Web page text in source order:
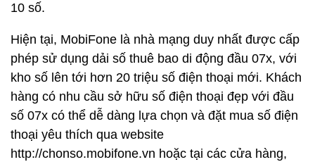
10 số.
Hiện tại, MobiFone là nhà mạng duy nhất được cấp
phép sử dụng dải số thuê bao di động đầu 07x, với
kho số lên tới hơn 20 triệu số điện thoại mới. Khách
hàng có nhu cầu sở hữu số điện thoại đẹp với đầu
số 07x có thể dễ dàng lựa chọn và đặt mua số điện
thoại yêu thích qua website
http://chonso.mobifone.vn hoặc tại các cửa hàng,